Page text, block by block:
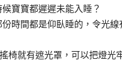
寶寶都遲遲未能入睡？
時間都是仰臥睡的，令光
椅就有遮光罩，可以把燈